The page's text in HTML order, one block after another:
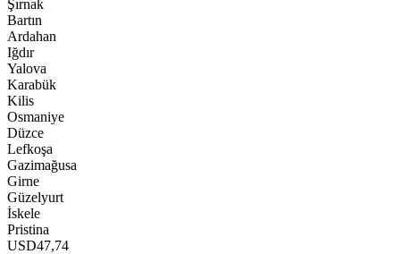
Şırnak
Bartın
Ardahan
Iğdır
Yalova
Karabük
Kilis
Osmaniye
Düzce
Lefkoşa
Gazimağusa
Girne
Güzelyurt
İskele
Pristina
USD47,74